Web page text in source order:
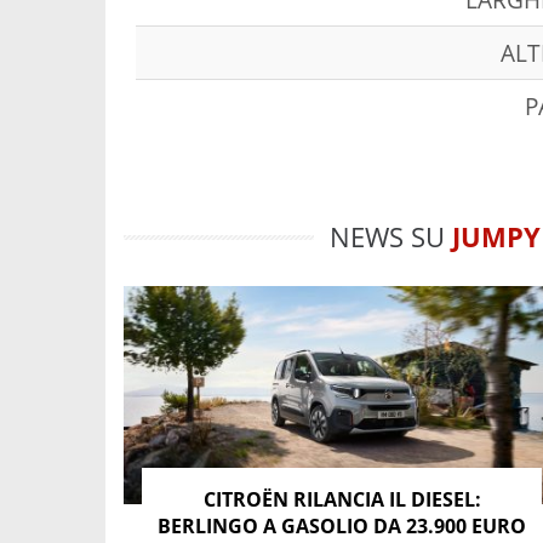
NEWS SU JUMPY
CITROËN RILANCIA IL DIESEL:
BERLINGO A GASOLIO DA 23.900 EURO